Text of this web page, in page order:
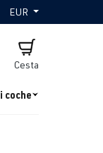
EUR
Cesta
coche